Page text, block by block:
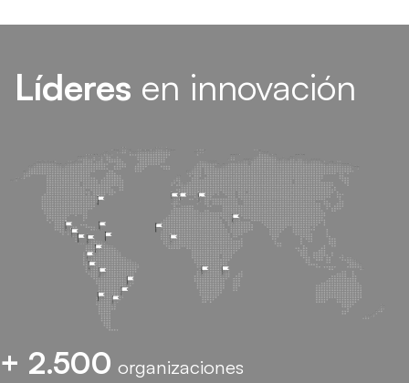
Líderes en innovación
+ 2.500 organizaciones